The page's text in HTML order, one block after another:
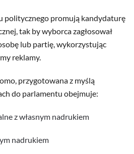
politycznego promują kandydaturę
tak by wyborca zagłosował
lub partię, wykorzystując
reklamy.
przygotowana z myślą
do parlamentu obejmuje:
z własnym nadrukiem
nadrukiem